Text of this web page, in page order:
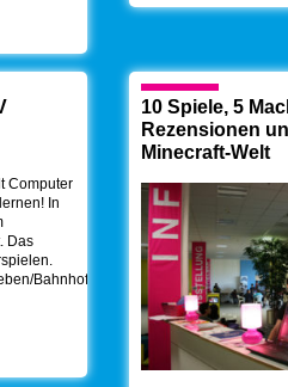
Computer
In
Das
Bahnhofspassagen-
10 Spiele, 5
Rezensionen
Minecraft-Welt